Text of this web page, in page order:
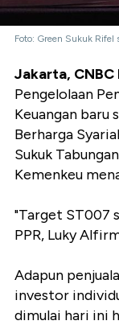
Foto: Green Sukuk
Jakarta, CNBC
Pengelolaan
Keuangan baru
Berharga
Sukuk
Kemenkeu
"Target ST007
PPR, Luky
Adapun
investor
dimulai hari ini